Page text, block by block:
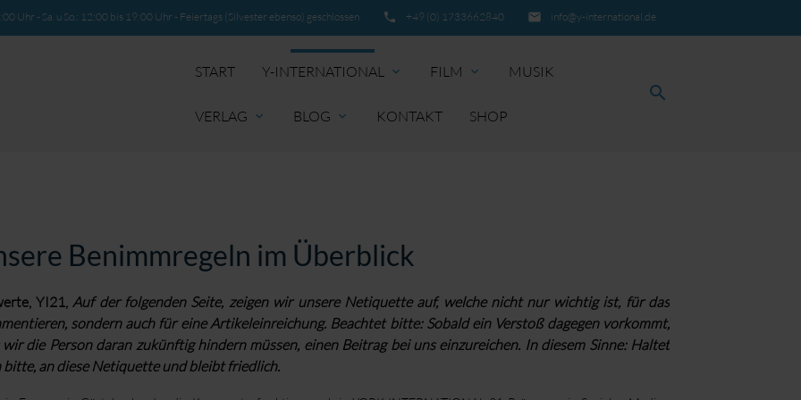
email info@y-international.de
phone +49 (0) 1733662840
Uhr - Sa. u So.: 12:00 bis 19:00 Uhr - Feiertags (Silvester ebenso) geschlossen
START Y-INTERNATIONAL expand_more FILM expand_more MUSIK
VERLAG expand_more BLOG expand_more KONTAKT SHOP
search
Benimmregeln im Überblick
YI21, Auf der folgenden Seite, zeigen wir unsere Netiquette auf, welche nicht nur wichtig ist, für das
sondern auch für eine Artikeleinreichung. Beachtet bitte: Sobald ein Verstoß dagegen vorkommt,
wir die Person daran zukünftig hindern müssen, einen Beitrag bei uns einzureichen. In diesem Sinne: Haltet
bitte, an diese Netiquette und bleibt friedlich.